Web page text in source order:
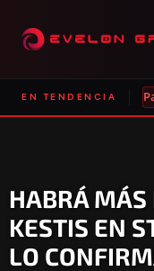
EN TENDENCIA
HABRÁ MÁS
KESTIS EN
LO